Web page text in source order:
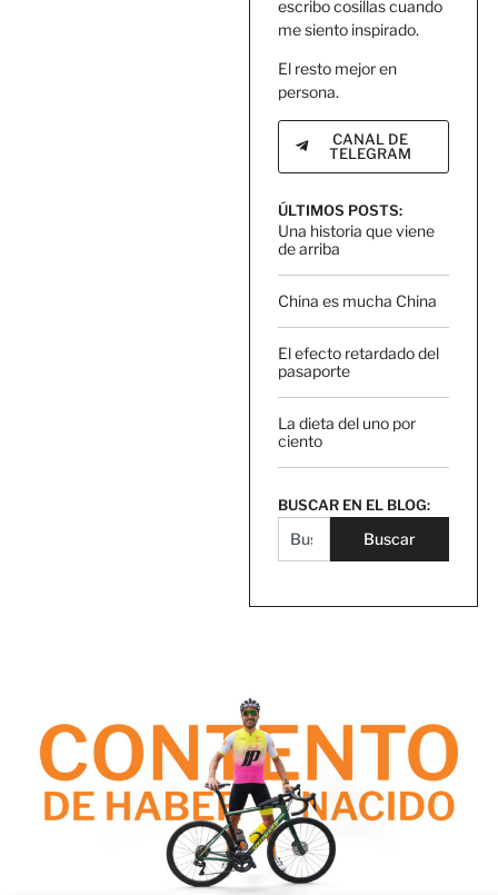
escribo cosillas cuando
me siento inspirado.
El resto mejor en
persona.
CANAL DE
TELEGRAM
ÚLTIMOS POSTS:
Una historia que viene
de arriba
China es mucha China
El efecto retardado del
pasaporte
La dieta del uno por
ciento
BUSCAR EN EL BLOG:
Buscar